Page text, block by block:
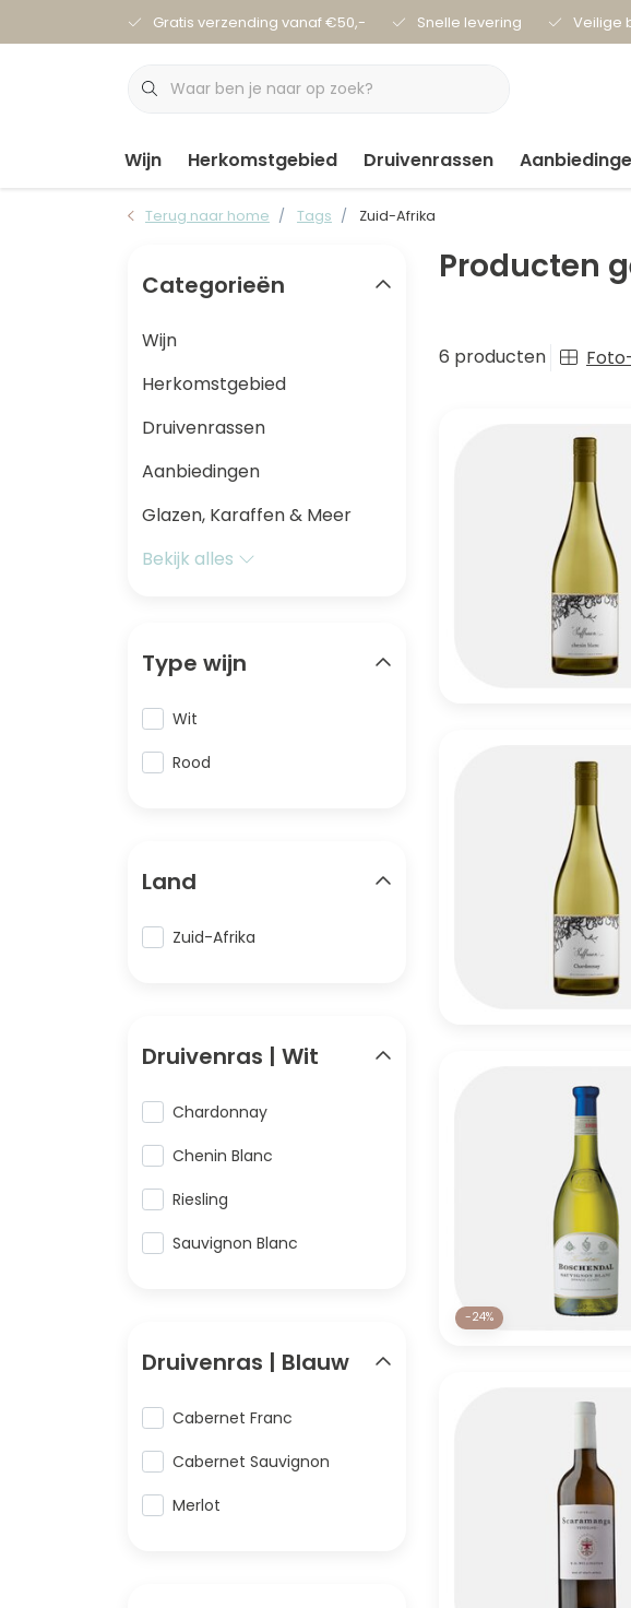
Gratis verzending vanaf €50,- Snelle levering Veilige
Wijn Herkomstgebied Druivenrassen
Terug naar home Tags Zuid-Afrika
Producten
6 producten
-24%
Categorieën
Wijn
Herkomstgebied
Druivenrassen
Aanbiedingen
Glazen, Karaffen & Meer
Bekijk alles
Type wijn
Wit
Rood
Land
Zuid-Afrika
Druivenras | Wit
Chardonnay
Chenin Blanc
Riesling
Sauvignon Blanc
Druivenras | Blauw
Cabernet Franc
Cabernet Sauvignon
Merlot